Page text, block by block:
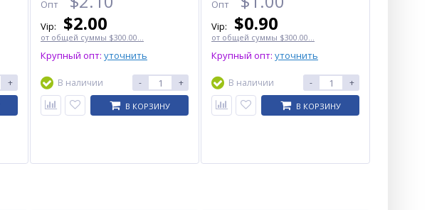
+
Опт
Vip: $2.00
от общей суммы $300.00...
Крупный опт: уточнить
В наличии - +
В КОРЗИНУ
Опт
Vip: $0.90
от общей суммы $300.00...
Крупный опт: уточнить
В наличии - +
В КОРЗИНУ